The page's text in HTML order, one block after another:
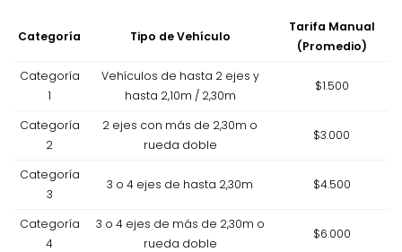
Categoría Tipo de Vehículo
Tarifa Manual
(Promedio)
Categoría
1
Vehículos de hasta 2 ejes y
hasta 2,10m / 2,30m
$1.500
Categoría
2
2 ejes con más de 2,30m o
rueda doble
$3.000
Categoría
3
3 o 4 ejes de hasta 2,30m $4.500
Categoría
4
3 o 4 ejes de más de 2,30m o
rueda doble
$6.000